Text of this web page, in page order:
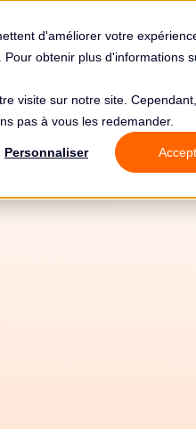
d'améliorer votre
obtenir plus d'informations
visite sur notre site.
pas à vous les redemander.
Personnaliser
Solutions Tarifs
de